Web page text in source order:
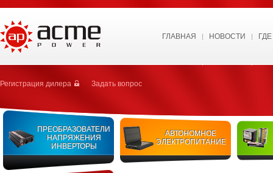
ГЛАВНАЯ НОВОСТИ
Регистрация дилера Задать вопрос
ПРЕОБРАЗОВАТЕЛИ
НАПРЯЖЕНИЯ
ИНВЕРТОРЫ
АВТОНОМНОЕ
ЭЛЕКТРОПИТАНИЕ